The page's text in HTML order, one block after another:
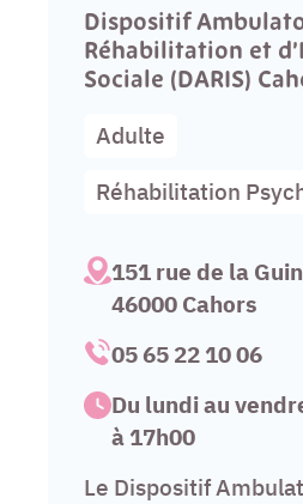
Dispositif
Réhabilitation et
Sociale (DARIS)
Adulte
Réhabilitation
151 rue de la
46000 Cahors
05 65 22 10 06
Du lundi au
à 17h00
Le Dispositif